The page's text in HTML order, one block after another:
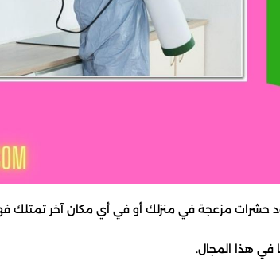
مزعجة في منزلك أو في أي مكان آخر تمتلك
في هذا المجال.